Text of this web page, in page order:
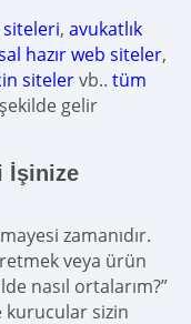
,avukatlık
hazır web siteler,
sitelervb..tüm
gelir
İşinize
zamanıdır.
veya ürün
nasıl ortalarım?”
kurucular sizin